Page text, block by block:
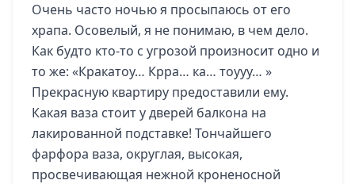
Очень часто ночью я просыпаюсь от его
храпа. Осовелый, я не понимаю, в чем дело.
Как будто кто-то с угрозой произносит одно и
то же: «Кракатоу… Крра… ка… тоууу… »
Прекрасную квартиру предоставили ему.
Какая ваза стоит у дверей балкона на
лакированной подставке! Тончайшего
фарфора ваза, округлая, высокая,
просвечивающая нежной кроненосной